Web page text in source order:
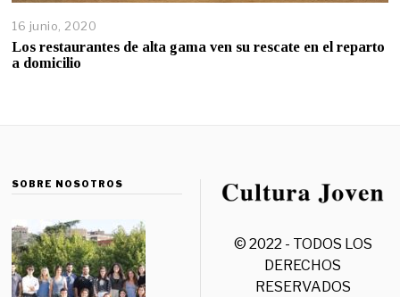
16 junio, 2020
Los restaurantes de alta gama ven su rescate en el reparto
a domicilio
SOBRE NOSOTROS
© 2022 - TODOS LOS
DERECHOS
RESERVADOS